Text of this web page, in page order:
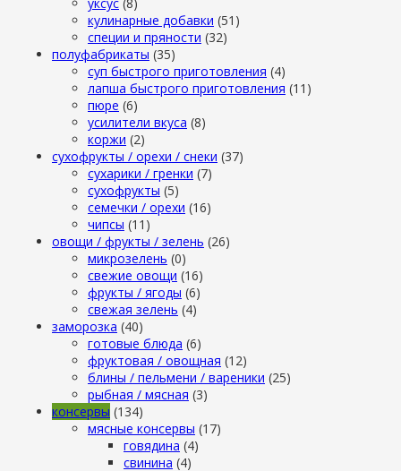
кулинарные добавки (51)
специи и пряности (32)
полуфабрикаты (35)
суп быстрого приготовления (4)
лапша быстрого приготовления (11)
пюре (6)
усилители вкуса (8)
коржи (2)
сухофрукты / орехи / снеки (37)
сухарики / гренки (7)
сухофрукты (5)
семечки / орехи (16)
чипсы (11)
овощи / фрукты / зелень (26)
микрозелень (0)
свежие овощи (16)
фрукты / ягоды (6)
свежая зелень (4)
заморозка (40)
готовые блюда (6)
фруктовая / овощная (12)
блины / пельмени / вареники (25)
рыбная / мясная (3)
консервы (134)
мясные консервы (17)
говядина (4)
свинина (4)